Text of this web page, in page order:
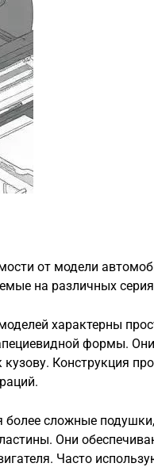
от модели
на различных
характерны
формы.
Конструкция
более сложные
Они
Часто